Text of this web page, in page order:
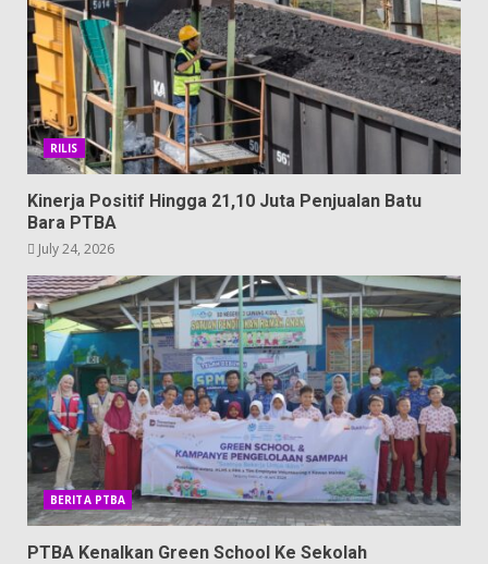
RILIS
Kinerja Positif Hingga 21,10 Juta Penjualan Batu
Bara PTBA
July 24, 2026
BERITA PTBA
PTBA Kenalkan Green School Ke Sekolah